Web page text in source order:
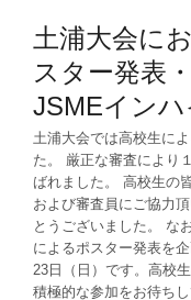
土浦大会に
スター発表
JSMEインハ
土浦大会では高校生に
た。 厳正な審査により
ばれました。 高校生の
および審査員にご協力
とうございました。 な
によるポスター発表を
23日（日）です。高校
積極的な参加をお待ち